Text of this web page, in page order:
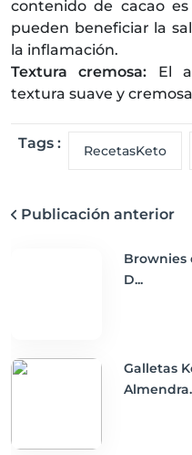
contenido de cacao
pueden beneficiar la
la inflamación.
Textura cremosa: El
textura suave y
Tags : RecetasKeto
Publicación anterior
Brownies
D...
Galletas